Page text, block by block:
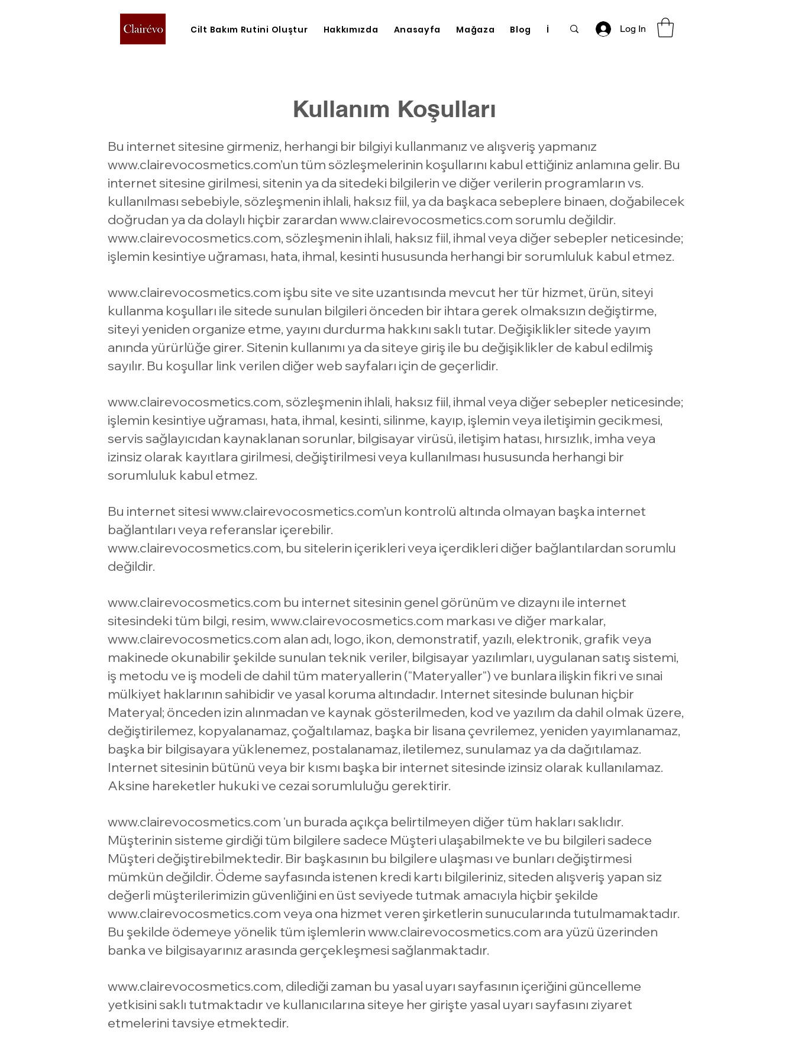
Cilt Bakım Rutini Oluştur Hakkımızda Anasayfa Mağaza Blog İletişim Arkadaş Yönlendirme
Log In
Kullanım Koşulları
Bu internet sitesine girmeniz, herhangi bir bilgiyi kullanmanız ve alışveriş yapmanız
www.clairevocosmetics.com’un tüm sözleşmelerinin koşullarını kabul ettiğiniz anlamına gelir. Bu
internet sitesine girilmesi, sitenin ya da sitedeki bilgilerin ve diğer verilerin programların vs.
kullanılması sebebiyle, sözleşmenin ihlali, haksız fiil, ya da başkaca sebeplere binaen, doğabilecek
doğrudan ya da dolaylı hiçbir zarardanwww.clairevocosmetics.com sorumlu değildir.
www.clairevocosmetics.com, sözleşmenin ihlali, haksız fiil, ihmal veya diğer sebepler neticesinde;
işlemin kesintiye uğraması, hata, ihmal, kesinti hususunda herhangi bir sorumluluk kabul etmez.
www.clairevocosmetics.com işbu site ve site uzantısında mevcut her tür hizmet, ürün, siteyi
kullanma koşulları ile sitede sunulan bilgileri önceden bir ihtara gerek olmaksızın değiştirme,
siteyi yeniden organize etme, yayını durdurma hakkını saklı tutar. Değişiklikler sitede yayım
anında yürürlüğe girer. Sitenin kullanımı ya da siteye giriş ile bu değişiklikler de kabul edilmiş
sayılır. Bu koşullar link verilen diğer web sayfaları için de geçerlidir.
www.clairevocosmetics.com, sözleşmenin ihlali, haksız fiil, ihmal veya diğer sebepler neticesinde;
işlemin kesintiye uğraması, hata, ihmal, kesinti, silinme, kayıp, işlemin veya iletişimin gecikmesi,
servis sağlayıcıdan kaynaklanan sorunlar, bilgisayar virüsü, iletişim hatası, hırsızlık, imha veya
izinsiz olarak kayıtlara girilmesi, değiştirilmesi veya kullanılması hususunda herhangi bir
sorumluluk kabul etmez.
Bu internet sitesiwww.clairevocosmetics.com’un kontrolü altında olmayan başka internet
bağlantıları veya referanslar içerebilir.
www.clairevocosmetics.com, bu sitelerin içerikleri veya içerdikleri diğer bağlantılardan sorumlu
değildir.
www.clairevocosmetics.com bu internet sitesinin genel görünüm ve dizaynı ile internet
sitesindeki tüm bilgi, resim,www.clairevocosmetics.com markası ve diğer markalar,
www.clairevocosmetics.com alan adı, logo, ikon, demonstratif, yazılı, elektronik, grafik veya
makinede okunabilir şekilde sunulan teknik veriler, bilgisayar yazılımları, uygulanan satış sistemi,
iş metodu ve iş modeli de dahil tüm materyallerin ("Materyaller") ve bunlara ilişkin fikri ve sınai
mülkiyet haklarının sahibidir ve yasal koruma altındadır. Internet sitesinde bulunan hiçbir
Materyal; önceden izin alınmadan ve kaynak gösterilmeden, kod ve yazılım da dahil olmak üzere,
değiştirilemez, kopyalanamaz, çoğaltılamaz, başka bir lisana çevrilemez, yeniden yayımlanamaz,
başka bir bilgisayara yüklenemez, postalanamaz, iletilemez, sunulamaz ya da dağıtılamaz.
Internet sitesinin bütünü veya bir kısmı başka bir internet sitesinde izinsiz olarak kullanılamaz.
Aksine hareketler hukuki ve cezai sorumluluğu gerektirir.
www.clairevocosmetics.com 'un burada açıkça belirtilmeyen diğer tüm hakları saklıdır.
Müşterinin sisteme girdiği tüm bilgilere sadece Müşteri ulaşabilmekte ve bu bilgileri sadece
Müşteri değiştirebilmektedir. Bir başkasının bu bilgilere ulaşması ve bunları değiştirmesi
mümkün değildir. Ödeme sayfasında istenen kredi kartı bilgileriniz, siteden alışveriş yapan siz
değerli müşterilerimizin güvenliğini en üst seviyede tutmak amacıyla hiçbir şekilde
www.clairevocosmetics.comveya ona hizmet veren şirketlerin sunucularında tutulmamaktadır.
Bu şekilde ödemeye yönelik tüm işlemlerinwww.clairevocosmetics.com ara yüzü üzerinden
banka ve bilgisayarınız arasında gerçekleşmesi sağlanmaktadır.
www.clairevocosmetics.com, dilediği zaman bu yasal uyarı sayfasının içeriğini güncelleme
yetkisini saklı tutmaktadır ve kullanıcılarına siteye her girişte yasal uyarı sayfasını ziyaret
etmelerini tavsiye etmektedir.